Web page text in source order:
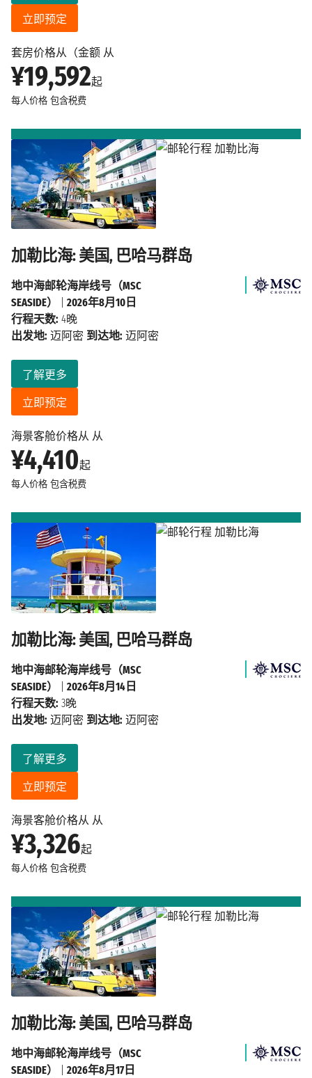
套房价格从（金额 从
¥19,592起
每人价格 包含税费
立即预定
加勒比海: 美国, 巴哈马群岛
海景客舱价格从 从
¥4,410起
每人价格 包含税费
了解更多
立即预定
地中海邮轮海岸线号（MSC
SEASIDE）
2026年8月10日
行程天数: 4晚
出发地: 迈阿密 到达地: 迈阿密
加勒比海: 美国, 巴哈马群岛
海景客舱价格从 从
¥3,326起
每人价格 包含税费
了解更多
立即预定
地中海邮轮海岸线号（MSC
SEASIDE）
2026年8月14日
行程天数: 3晚
出发地: 迈阿密 到达地: 迈阿密
加勒比海: 美国, 巴哈马群岛
地中海邮轮海岸线号（MSC
SEASIDE）
2026年8月17日